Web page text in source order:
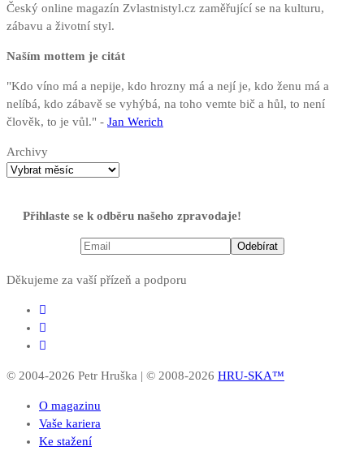
Český online magazín Zvlastnistyl.cz zaměřující se na kulturu,
zábavu a životní styl.
Naším mottem je citát
"Kdo víno má a nepije, kdo hrozny má a nejí je, kdo ženu má a
nelíbá, kdo zábavě se vyhýbá, na toho vemte bič a hůl, to není
člověk, to je vůl." - Jan Werich
Archivy
Přihlaste se k odběru našeho zpravodaje!
Děkujeme za vaší přízeň a podporu
© 2004-2026 Petr Hruška | © 2008-2026 HRU-SKA™
O magazinu
Vaše kariera
Ke stažení